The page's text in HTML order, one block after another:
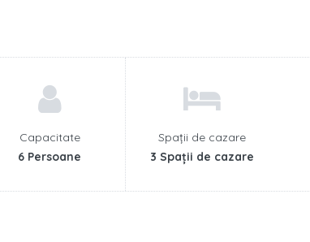
Capacitate
6 Persoane
Spații de cazare
3 Spații de cazare